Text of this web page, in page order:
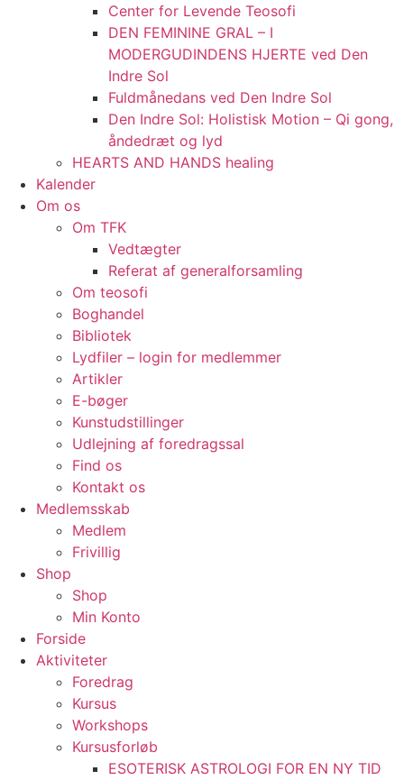
Center for Levende Teosofi
DEN FEMININE GRAL – I
MODERGUDINDENS HJERTE ved Den
Indre Sol
Fuldmånedans ved Den Indre Sol
Den Indre Sol: Holistisk Motion – Qi gong,
åndedræt og lyd
HEARTS AND HANDS healing
Kalender
Om os
Om TFK
Vedtægter
Referat af generalforsamling
Om teosofi
Boghandel
Bibliotek
Lydfiler – login for medlemmer
Artikler
E-bøger
Kunstudstillinger
Udlejning af foredragssal
Find os
Kontakt os
Medlemsskab
Medlem
Frivillig
Shop
Shop
Min Konto
Forside
Aktiviteter
Foredrag
Kursus
Workshops
Kursusforløb
ESOTERISK ASTROLOGI FOR EN NY TID